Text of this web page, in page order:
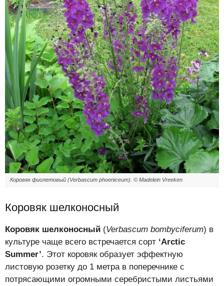
Коровяк фиолетовый (Verbascum phoeniceum). © Madelein Vreeken
Коровяк шелконосный
Коровяк шелконосный (Verbascum bombyciferum) в
культуре чаще всего встречается сорт ‘Arctic
Summer’. Этот коровяк образует эффектную
листовую розетку до 1 метра в поперечнике с
потрясающими огромными серебристыми листьями